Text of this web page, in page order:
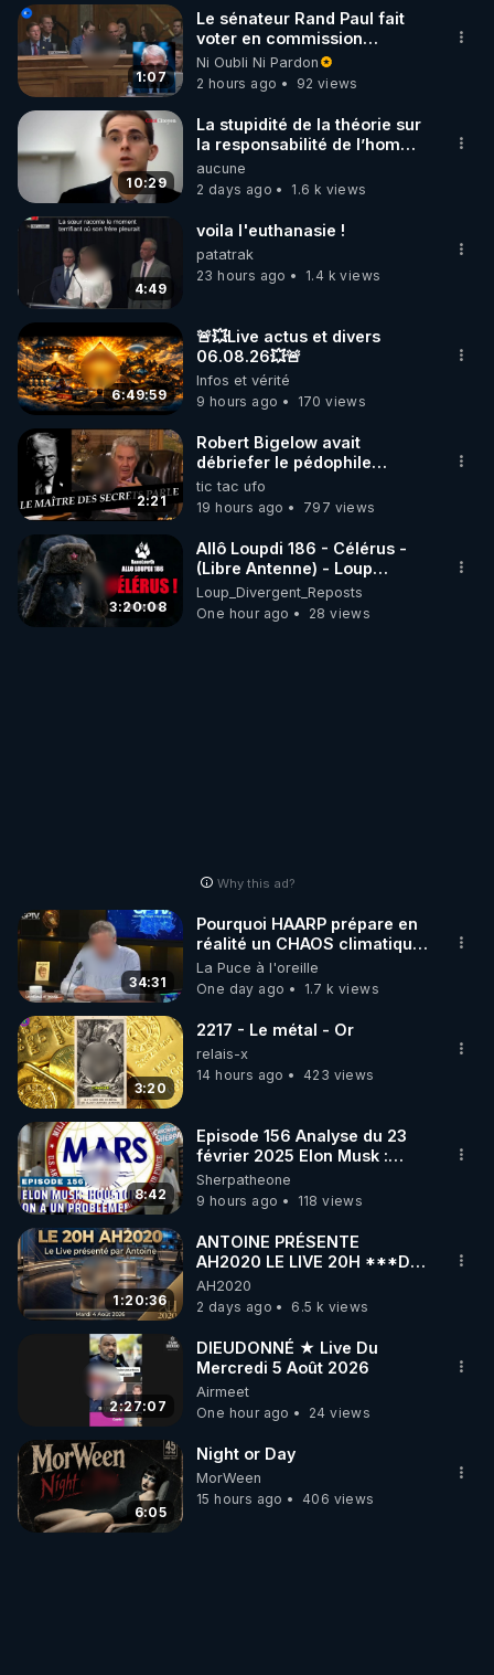
1:07
Le sénateur Rand Paul fait
voter en commission
l'outrage au Congrès contre
Anthony Fauci
Ni Oubli Ni Pardon
2 hours ago
92 views
10:29
La stupidité de la théorie sur
la responsabilité de l’homme
concernant le dioxyde de
carbone.
aucune
2 days ago
1.6 k views
4:49
voila l'euthanasie !
patatrak
23 hours ago
1.4 k views
6:49:59
🚨💥Live actus et divers
06.08.26💥🚨
Infos et vérité
9 hours ago
170 views
2:21
Robert Bigelow avait
débriefer le pédophile
génocidaire de donald j
trump
tic tac ufo
19 hours ago
797 views
3:20:08
Allô Loupdi 186 - Célérus -
(Libre Antenne) - Loup
Divergent 2026.08.06
Loup_Divergent_Reposts
One hour ago
28 views
Why this ad?
34:31
Pourquoi HAARP prépare en
réalité un CHAOS climatique,
on répond
La Puce à l'oreille
One day ago
1.7 k views
3:20
2217 - Le métal - Or
relais-x
14 hours ago
423 views
8:42
Episode 156 Analyse du 23
février 2025 Elon Musk :
Houston , on a un problème !
Sherpatheone
9 hours ago
118 views
1:20:36
ANTOINE PRÉSENTE
AH2020 LE LIVE 20H ***DU
04/08/2026*** 📷LE
GRAND RÉVEIL EST EN
MARCHE 📷
AH2020
2 days ago
6.5 k views
2:27:07
DIEUDONNÉ ★ Live Du
Mercredi 5 Août 2026
Airmeet
One hour ago
24 views
6:05
Night or Day
MorWeen
15 hours ago
406 views